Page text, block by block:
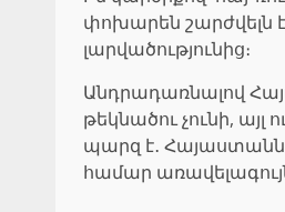
փոխարեն շարժվելն
լարվածությունից։
Անդրադառնալով
թեկնածու չունի,
պարզ է․ Հայաստանն
համար